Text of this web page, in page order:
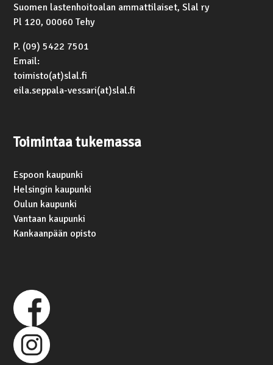
Suomen lastenhoitoalan ammattilaiset, Slal ry
Pl 120, 00060 Tehy
P. (09) 5422 7501
Email:
toimisto(at)slal.fi
eila.seppala-vessari(at)slal.fi
Toimintaa tukemassa
Espoon kaupunki
Helsingin kaupunki
Oulun kaupunki
Vantaan kaupunki
Kankaanpään opisto